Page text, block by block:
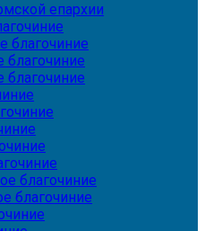
епархии
благочиние
благочиние
благочиние
благочиние
благочиние